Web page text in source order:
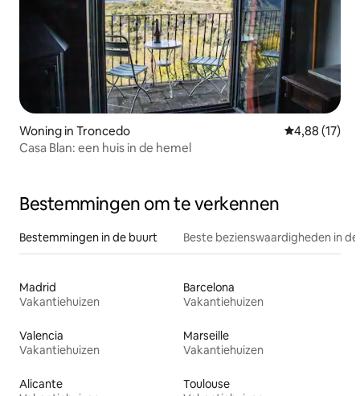
Woning in Troncedo Gemiddelde
4,88 (17)
Casa Blan: een huis in de hemel
Bestemmingen om te verkennen
Bestemmingen in de buurt Beste bezienswaardigheden in
Madrid
Vakantiehuizen
Barcelona
Vakantiehuizen
Valencia
Vakantiehuizen
Marseille
Vakantiehuizen
Alicante
Toulouse